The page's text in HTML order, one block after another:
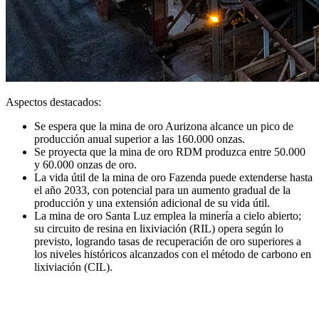
Aspectos destacados:
Se espera que la mina de oro Aurizona alcance un pico de
producción anual superior a las 160.000 onzas.
Se proyecta que la mina de oro RDM produzca entre 50.000
y 60.000 onzas de oro.
La vida útil de la mina de oro Fazenda puede extenderse hasta
el año 2033, con potencial para un aumento gradual de la
producción y una extensión adicional de su vida útil.
La mina de oro Santa Luz emplea la minería a cielo abierto;
su circuito de resina en lixiviación (RIL) opera según lo
previsto, logrando tasas de recuperación de oro superiores a
los niveles históricos alcanzados con el método de carbono en
lixiviación (CIL).